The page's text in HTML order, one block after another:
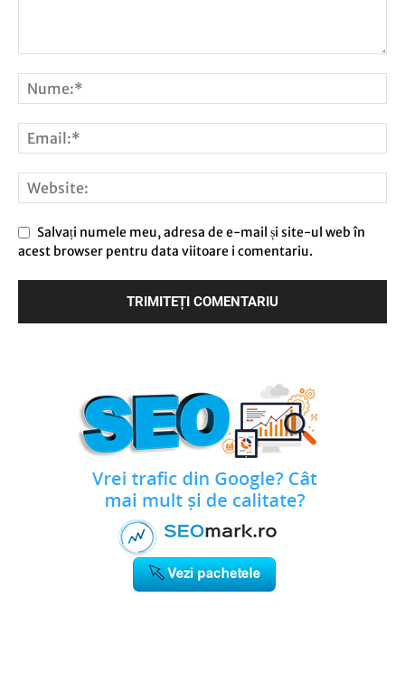
Salvați numele meu, adresa de e-mail și site-ul web în
acest browser pentru data viitoare i comentariu.